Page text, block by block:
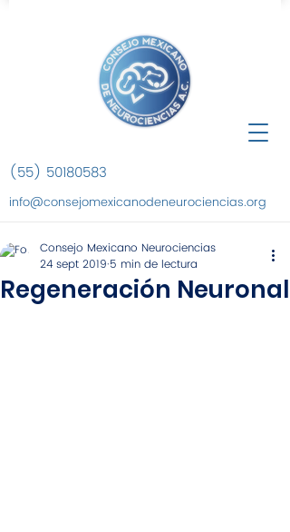
info@consejomexicanodeneurociencias.org
(55) 50180583
Regeneración Neuronal
Consejo Mexicano Neurociencias
24 sept 2019 5 min de lectura